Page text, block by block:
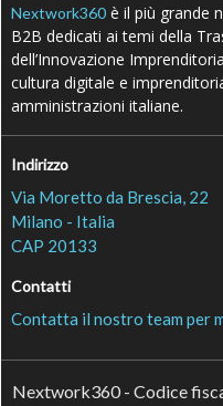
Nextwork360 è il più grande
B2B dedicati ai temi della
dell’Innovazione
cultura digitale e
amministrazioni italiane.
Indirizzo
Via Moretto da Brescia, 22
Milano - Italia
CAP 20133
Contatti
Contatta il nostro team per
Nextwork360 - Codice